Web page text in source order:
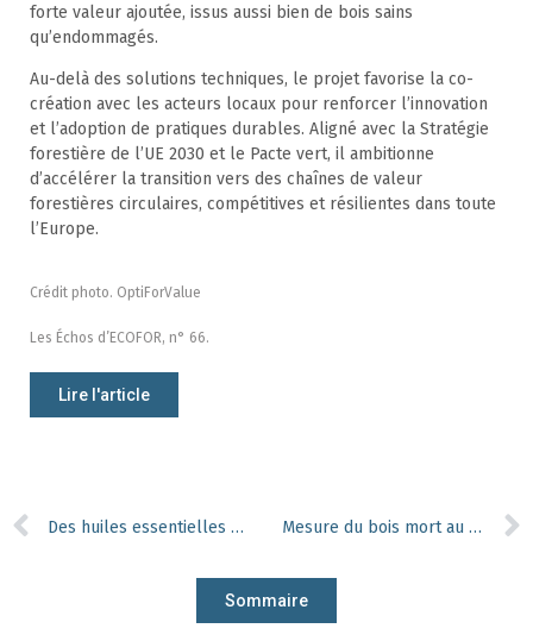
forte valeur ajoutée, issus aussi bien de bois sains
qu’endommagés.
Au-delà des solutions techniques, le projet favorise la co-
création avec les acteurs locaux pour renforcer l’innovation
et l’adoption de pratiques durables. Aligné avec la Stratégie
forestière de l’UE 2030 et le Pacte vert, il ambitionne
d’accélérer la transition vers des chaînes de valeur
forestières circulaires, compétitives et résilientes dans toute
l’Europe.
Crédit photo. OptiForValue
Les Échos d’ECOFOR, n° 66.
Lire l'article
Des huiles essentielles pour tromper les scolytes Mesure du bois mort au sol : une méthode innovante en Flandre
Sommaire